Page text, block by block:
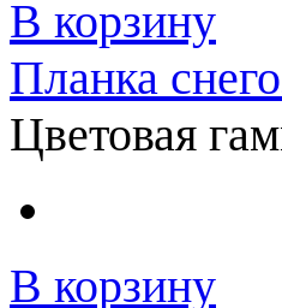
В корзину
Планка
Цветовая
В корзину